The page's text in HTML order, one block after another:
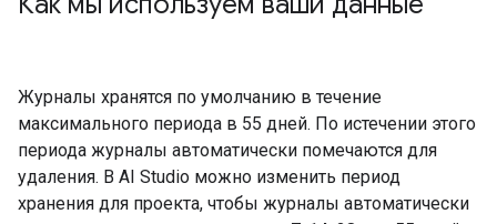
Журналы хранятся по умолчанию в течение
максимального периода в 55 дней. По истечении этого
периода журналы автоматически помечаются для
удаления. В AI Studio можно изменить период
хранения для проекта, чтобы журналы автоматически